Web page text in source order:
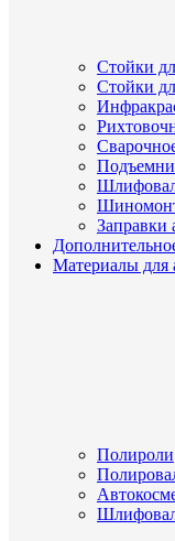
Стойки
Стойки
Заправки
Материалы для
Полироли